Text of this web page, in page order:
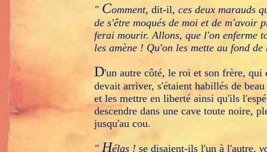
" Comment, dit-il, ces deux marauds
de s'être moqués de moi et de m'avoir
ferai mourir. Allons, que l'on enferme
les amène ! Qu'on les mette au fond
D'un autre côté, le roi et son frère,
devait arriver, s'étaient habillés de
et les mettre en liberté ainsi qu'ils
descendre dans une cave toute noire,
jusqu'au cou.
"Hélas ! se disaient-ils l'un à l'autre,